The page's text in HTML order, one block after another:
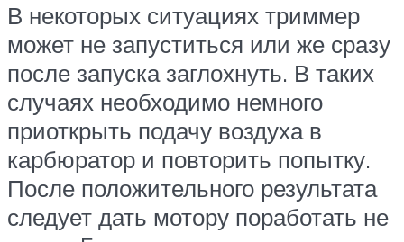
В некоторых ситуациях триммер
может не запуститься или же сразу
после запуска заглохнуть. В таких
случаях необходимо немного
приоткрыть подачу воздуха в
карбюратор и повторить попытку.
После положительного результата
следует дать мотору поработать не